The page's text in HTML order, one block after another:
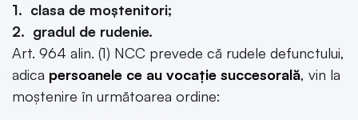
1. clasa de moștenitori;
2. gradul de rudenie.
Art. 964 alin. (1) NCC prevede că rudele defunctului,
adica persoanele ce au vocație succesorală, vin la
moștenire în următoarea ordine: